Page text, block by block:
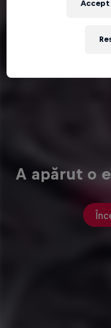
A apărut o